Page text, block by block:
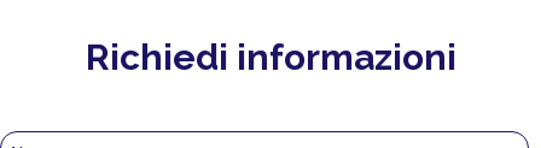
Richiedi informazioni